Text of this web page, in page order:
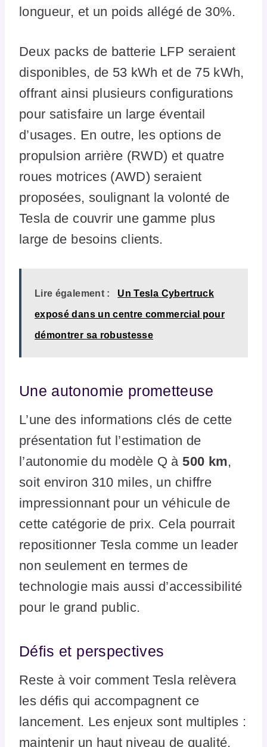
longueur, et un poids allégé de 30%.
Deux packs de batterie LFP seraient
disponibles, de 53 kWh et de 75 kWh,
offrant ainsi plusieurs configurations
pour satisfaire un large éventail
d’usages. En outre, les options de
propulsion arrière (RWD) et quatre
roues motrices (AWD) seraient
proposées, soulignant la volonté de
Tesla de couvrir une gamme plus
large de besoins clients.
Lire également : Un Tesla Cybertruck
exposé dans un centre commercial pour
démontrer sa robustesse
Une autonomie prometteuse
L’une des informations clés de cette
présentation fut l’estimation de
l’autonomie du modèle Q à500 km,
soit environ 310 miles, un chiffre
impressionnant pour un véhicule de
cette catégorie de prix. Cela pourrait
repositionner Tesla comme un leader
non seulement en termes de
technologie mais aussi d’accessibilité
pour le grand public.
Défis et perspectives
Reste à voir comment Tesla relèvera
les défis qui accompagnent ce
lancement. Les enjeux sont multiples :
maintenir un haut niveau de qualité,